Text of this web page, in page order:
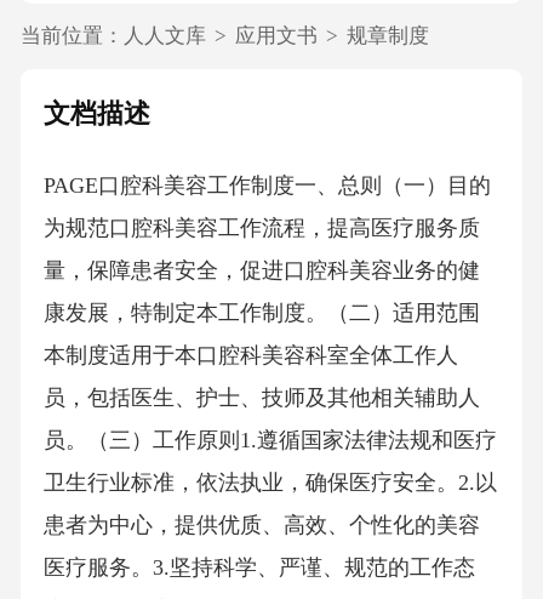
当前位置： 人人文库 > 应用文书 > 规章制度
文档描述
PAGE口腔科美容工作制度一、总则（一）目的
为规范口腔科美容工作流程，提高医疗服务质
量，保障患者安全，促进口腔科美容业务的健
康发展，特制定本工作制度。（二）适用范围
本制度适用于本口腔科美容科室全体工作人
员，包括医生、护士、技师及其他相关辅助人
员。（三）工作原则1.遵循国家法律法规和医疗
卫生行业标准，依法执业，确保医疗安全。2.以
患者为中心，提供优质、高效、个性化的美容
医疗服务。3.坚持科学、严谨、规范的工作态